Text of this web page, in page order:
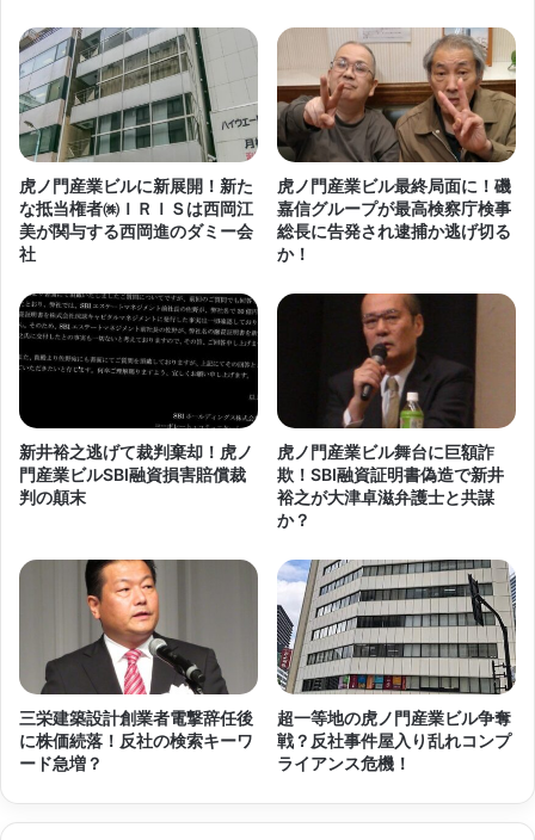
虎ノ門産業ビルに新展開！新た
な抵当権者㈱ＩＲＩＳは西岡江
美が関与する西岡進のダミー会
社
虎ノ門産業ビル最終局面に！磯
嘉信グループが最高検察庁検事
総長に告発され逮捕か逃げ切る
か！
新井裕之逃げて裁判棄却！虎ノ
門産業ビルSBI融資損害賠償裁
判の顛末
虎ノ門産業ビル舞台に巨額詐
欺！SBI融資証明書偽造で新井
裕之が大津卓滋弁護士と共謀
か？
三栄建築設計創業者電撃辞任後
に株価続落！反社の検索キーワ
ード急増？
超一等地の虎ノ門産業ビル争奪
戦？反社事件屋入り乱れコンプ
ライアンス危機！